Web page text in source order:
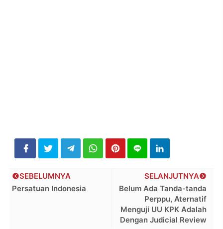
SELANJUTNYA
Belum Ada Tanda-tanda
Perppu, Aternatif
Menguji UU KPK Adalah
Dengan Judicial Review
SEBELUMNYA
Persatuan Indonesia